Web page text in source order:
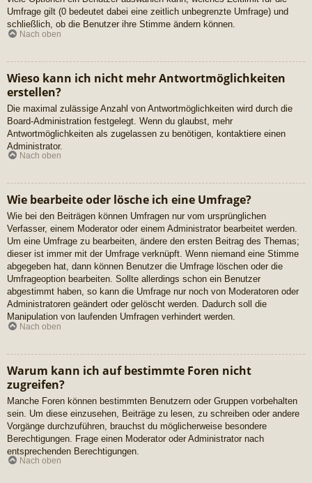
Umfrage gilt (0 bedeutet dabei eine zeitlich unbegrenzte Umfrage) und
schließlich, ob die Benutzer ihre Stimme ändern können.
Nach oben
Wieso kann ich nicht mehr Antwortmöglichkeiten
erstellen?
Die maximal zulässige Anzahl von Antwortmöglichkeiten wird durch die
Board-Administration festgelegt. Wenn du glaubst, mehr
Antwortmöglichkeiten als zugelassen zu benötigen, kontaktiere einen
Administrator.
Nach oben
Wie bearbeite oder lösche ich eine Umfrage?
Wie bei den Beiträgen können Umfragen nur vom ursprünglichen
Verfasser, einem Moderator oder einem Administrator bearbeitet werden.
Um eine Umfrage zu bearbeiten, ändere den ersten Beitrag des Themas;
dieser ist immer mit der Umfrage verknüpft. Wenn niemand eine Stimme
abgegeben hat, dann können Benutzer die Umfrage löschen oder die
Umfrageoption bearbeiten. Sollte allerdings schon ein Benutzer
abgestimmt haben, so kann die Umfrage nur noch von Moderatoren oder
Administratoren geändert oder gelöscht werden. Dadurch soll die
Manipulation von laufenden Umfragen verhindert werden.
Nach oben
Warum kann ich auf bestimmte Foren nicht
zugreifen?
Manche Foren können bestimmten Benutzern oder Gruppen vorbehalten
sein. Um diese einzusehen, Beiträge zu lesen, zu schreiben oder andere
Vorgänge durchzuführen, brauchst du möglicherweise besondere
Berechtigungen. Frage einen Moderator oder Administrator nach
entsprechenden Berechtigungen.
Nach oben